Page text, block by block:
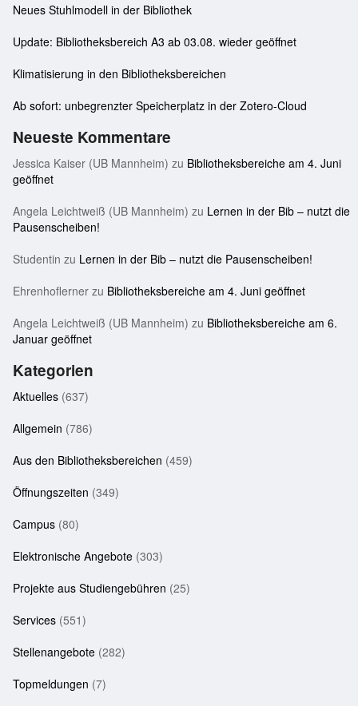
Neues Stuhlmodell in der Bibliothek
Update: Bibliotheksbereich A3 ab 03.08. wieder geöffnet
Klimatisierung in den Bibliotheksbereichen
Ab sofort: unbegrenzter Speicherplatz in der Zotero-Cloud
Neueste Kommentare
Jessica Kaiser (UB Mannheim) zu Bibliotheksbereiche am 4. Juni
geöffnet
Angela Leichtweiß (UB Mannheim) zu Lernen in der Bib – nutzt die
Pausenscheiben!
Studentin zu Lernen in der Bib – nutzt die Pausenscheiben!
Ehrenhoflerner zu Bibliotheksbereiche am 4. Juni geöffnet
Angela Leichtweiß (UB Mannheim) zu Bibliotheksbereiche am 6.
Januar geöffnet
Kategorien
Aktuelles (637)
Allgemein (786)
Aus den Bibliotheksbereichen (459)
Öffnungszeiten (349)
Campus (80)
Elektronische Angebote (303)
Projekte aus Studiengebühren (25)
Services (551)
Stellenangebote (282)
Topmeldungen (7)